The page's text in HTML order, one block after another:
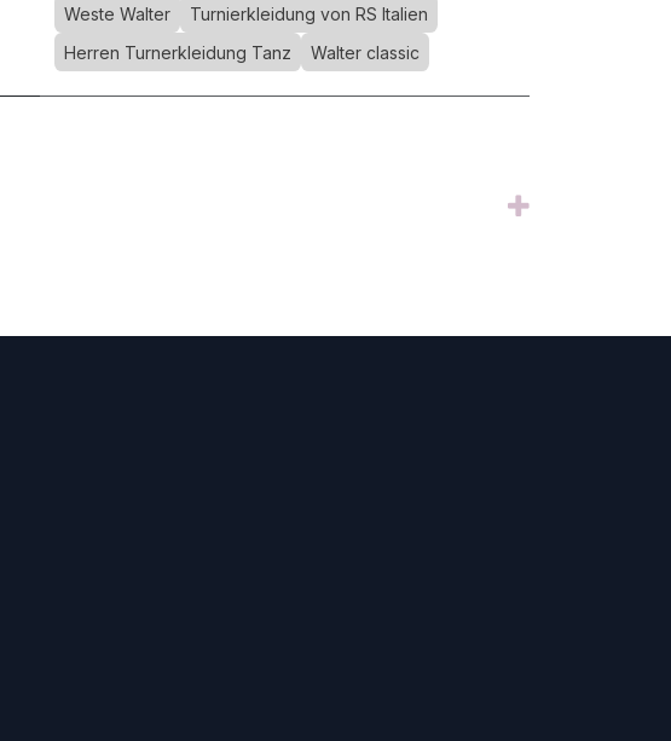
Weste Walter
Turnierkleidung von RS Italien
Herren Turnerkleidung Tanz
Walter classic